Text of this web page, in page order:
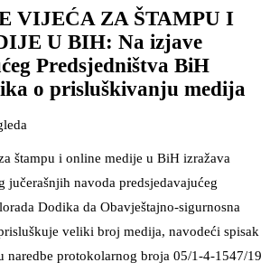
VIJEĆA ZA ŠTAMPU I
U BIH: Na izjave
Predsjedništva BiH
o prisluškivanju medija
štampu i online medije u BiH izražava
jučerašnjih navoda predsjedavajućeg
Dodika da Obavještajno-sigurnosna
veliki broj medija, navodeći spisak
naredbe protokolarnog broja 05/1-4-1547/19